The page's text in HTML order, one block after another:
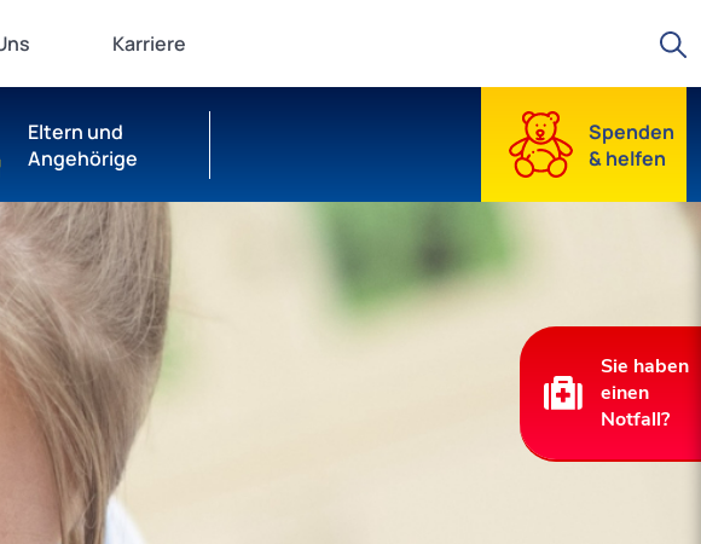
Sie haben
einen
Notfall?
Spenden
& helfen
Karriere
Eltern und
Angehörige